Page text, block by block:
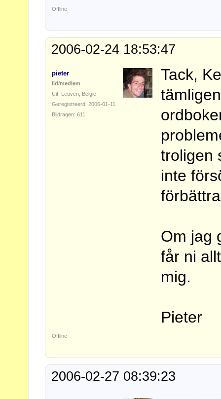
Offline
2006-02-24 18:53:47
pieter
lid/medlem
Uit: Leuven, België
Geregistreerd: 2006-01-11
Bijdragen: 611
Tack,
troligen
inte
Om jag
får ni
mig.
Pieter
Offline
2006-02-27 08:39:23